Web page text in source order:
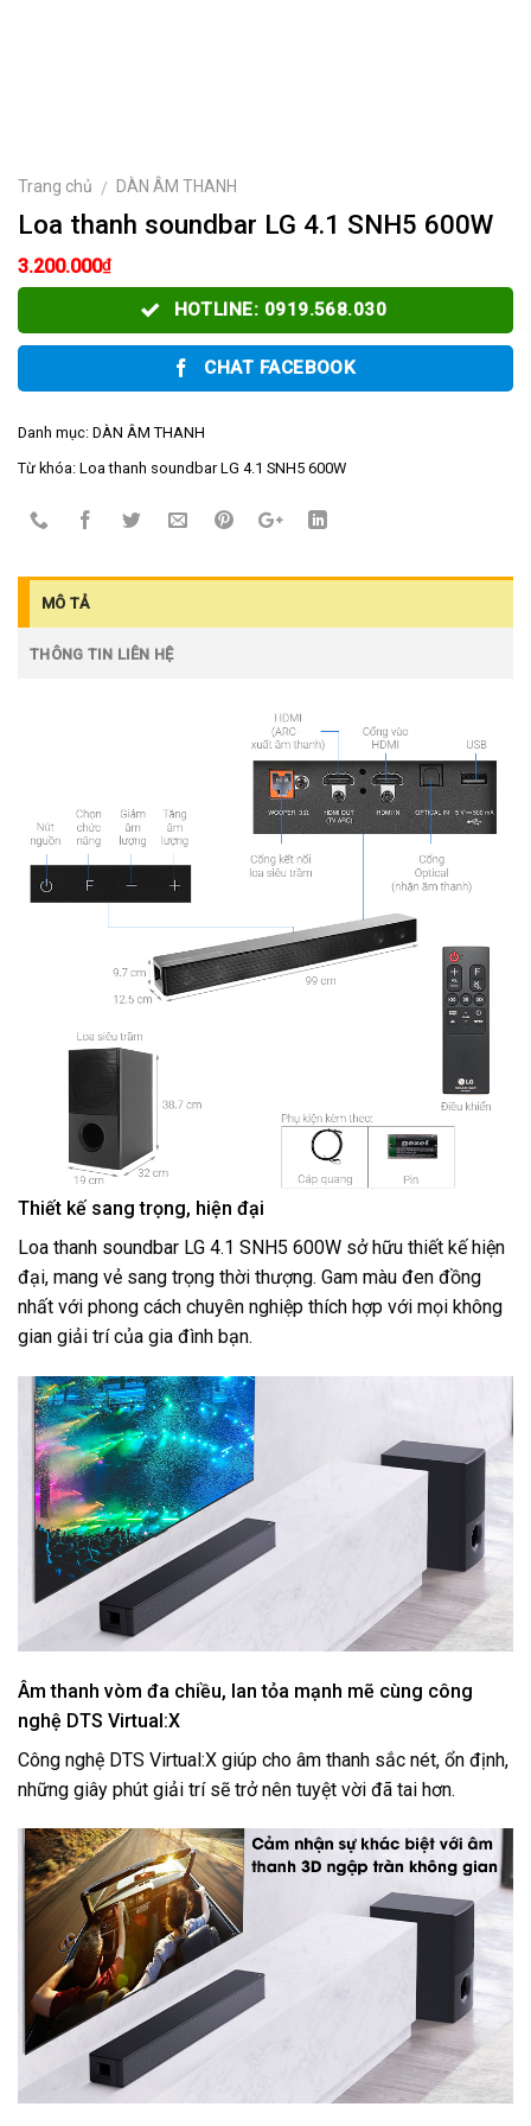
Trang chủ / DÀN ÂM THANH
Loa thanh soundbar LG 4.1 SNH5 600W
3.200.000₫
HOTLINE: 0919.568.030
CHAT FACEBOOK
Danh mục: DÀN ÂM THANH
Từ khóa: Loa thanh soundbar LG 4.1 SNH5 600W
MÔ TẢ
THÔNG TIN LIÊN HỆ
Thiết kế sang trọng, hiện đại
Loa thanh soundbar LG 4.1 SNH5 600W sở hữu thiết kế hiện
đại, mang vẻ sang trọng thời thượng. Gam màu đen đồng
nhất với phong cách chuyên nghiệp thích hợp với mọi không
gian giải trí của gia đình bạn.
Âm thanh vòm đa chiều, lan tỏa mạnh mẽ cùng công
nghệ DTS Virtual:X
Công nghệ DTS Virtual:X giúp cho âm thanh sắc nét, ổn định,
những giây phút giải trí sẽ trở nên tuyệt vời đã tai hơn.